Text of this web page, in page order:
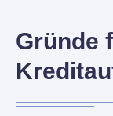
Gründe